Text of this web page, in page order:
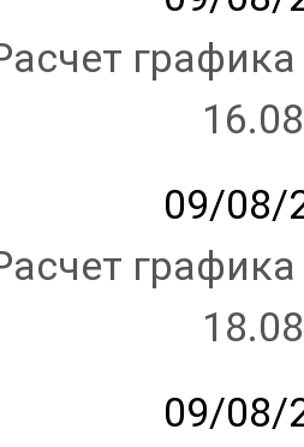
09/08/
09/08/